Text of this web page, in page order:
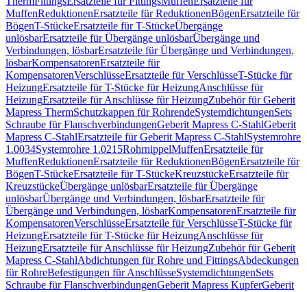
MuffenReduktionenErsatzteile für ReduktionenBögenErsatzteile für
BögenT-StückeErsatzteile für T-StückeÜbergänge
unlösbarErsatzteile für Übergänge unlösbarÜbergänge und
Verbindungen, lösbarErsatzteile für Übergänge und Verbindungen,
lösbarKompensatorenErsatzteile für
KompensatorenVerschlüsseErsatzteile für VerschlüsseT-Stücke für
HeizungErsatzteile für T-Stücke für HeizungAnschlüsse für
HeizungErsatzteile für Anschlüsse für HeizungZubehör für Geberit
Mapress ThermSchutzkappen für RohrendeSystemdichtungenSets
Schraube für FlanschverbindungenGeberit Mapress C-StahlGeberit
Mapress C-StahlErsatzteile für Geberit Mapress C-StahlSystemrohre
1.0034Systemrohre 1.0215RohrnippelMuffenErsatzteile für
MuffenReduktionenErsatzteile für ReduktionenBögenErsatzteile für
BögenT-StückeErsatzteile für T-StückeKreuzstückeErsatzteile für
KreuzstückeÜbergänge unlösbarErsatzteile für Übergänge
unlösbarÜbergänge und Verbindungen, lösbarErsatzteile für
Übergänge und Verbindungen, lösbarKompensatorenErsatzteile für
KompensatorenVerschlüsseErsatzteile für VerschlüsseT-Stücke für
HeizungErsatzteile für T-Stücke für HeizungAnschlüsse für
HeizungErsatzteile für Anschlüsse für HeizungZubehör für Geberit
Mapress C-StahlAbdichtungen für Rohre und FittingsAbdeckungen
für RohreBefestigungen für AnschlüsseSystemdichtungenSets
Schraube für FlanschverbindungenGeberit Mapress KupferGeberit